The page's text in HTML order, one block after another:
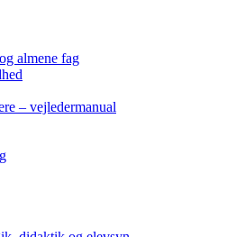
almene fag
– vejledermanual